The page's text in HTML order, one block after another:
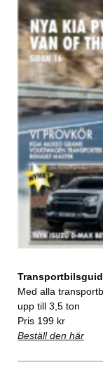
Med alla
upp till 3,5 ton
Pris 199 kr
Beställ den här